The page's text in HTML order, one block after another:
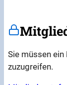
Sie müssen
zuzugreifen.